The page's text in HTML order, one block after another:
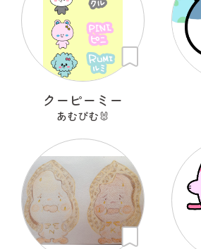
クーピーミー
あむぴむ🐰